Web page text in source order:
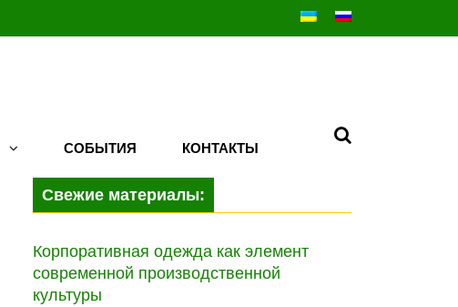
СОБЫТИЯ КОНТАКТЫ
Свежие материалы:
Корпоративная одежда как элемент
современной производственной
культуры